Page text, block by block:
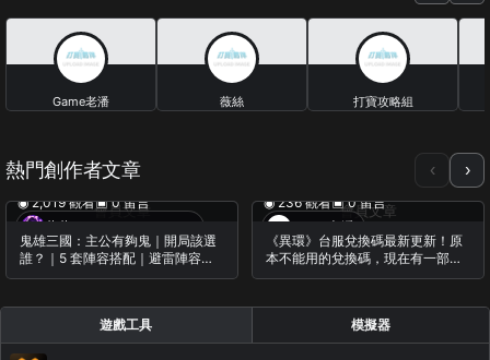
Game老潘
薇絲
打寶攻略組
熱門創作者文章 ‹ ›
會員文章
蕨蕨・Casual Gameplay
◉ 2,019 觀看▣ 0 留言
鬼雄三國：主公有夠鬼｜開局該選
誰？｜5 套陣容搭配｜避雷陣容推
薦
會員文章
Game老潘
◉ 236 觀看▣ 0 留言
《異環》台服兌換碼最新更新！原
本不能用的兌換碼，現在有一部分
可以領了
遊戲工具 模擬器